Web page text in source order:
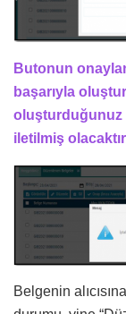
Butonun
başarıyla
oluşturduğunuz
iletilmiş
Belgenin